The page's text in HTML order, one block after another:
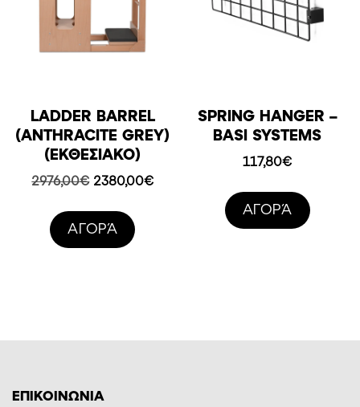
LADDER BARREL
(ANTHRACITE GREY)
(ΕΚΘΕΣΙΑΚΟ)
2976,00€ Original
was:
2976,00€.
2380,00€Η
AΓΟΡΆ
SPRING HANGER –
BASI SYSTEMS
117,80€
AΓΟΡΆ
ΕΠΙΚΟΙΝΩΝΙΑ